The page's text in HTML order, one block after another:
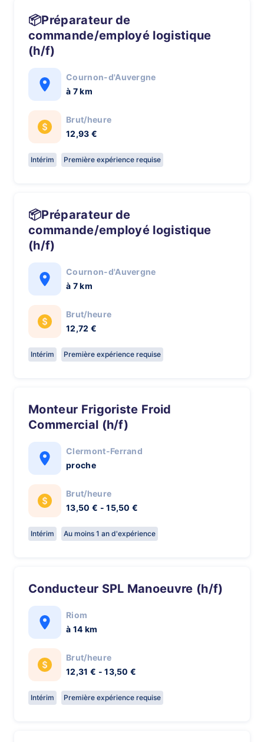
📦Préparateur de
commande/employé logistique
(h/f)
Cournon-d'Auvergne
à 7 km
Brut/heure
12,93 €
Intérim Première expérience requise
📦Préparateur de
commande/employé logistique
(h/f)
Cournon-d'Auvergne
à 7 km
Brut/heure
12,72 €
Intérim Première expérience requise
Monteur Frigoriste Froid
Commercial (h/f)
Clermont-Ferrand
proche
Brut/heure
13,50 € - 15,50 €
Intérim Au moins 1 an d'expérience
Conducteur SPL Manoeuvre (h/f)
Riom
à 14 km
Brut/heure
12,31 € - 13,50 €
Intérim Première expérience requise